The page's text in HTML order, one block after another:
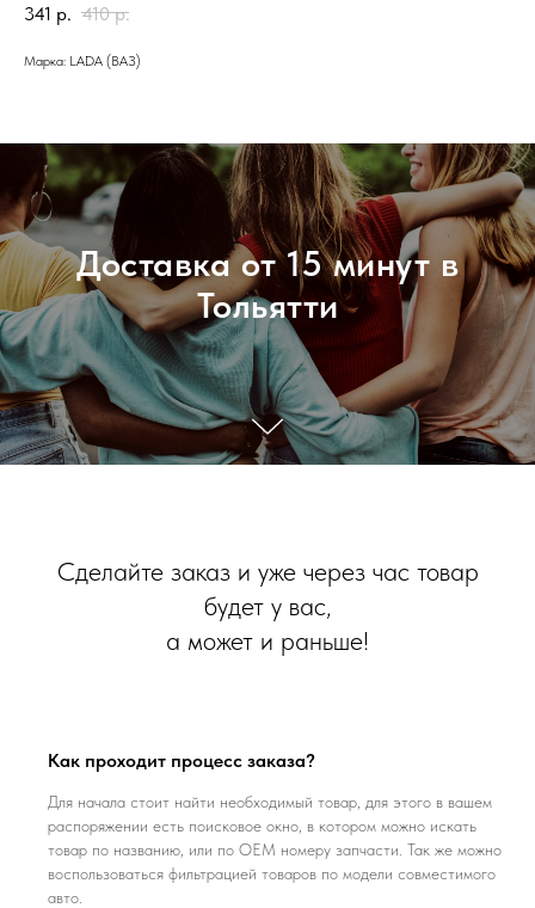
341 р. 410 р.
Марка: LADA (ВАЗ)
Доставка от 15 минут в
Тольятти
Сделайте заказ и уже через час товар
будет у вас,
а может и раньше!
Как проходит процесс заказа?
Для начала стоит найти необходимый товар, для этого в вашем
распоряжении есть поисковое окно, в котором можно искать
товар по названию, или по ОЕМ номеру запчасти. Так же можно
воспользоваться фильтрацией товаров по модели совместимого
авто.